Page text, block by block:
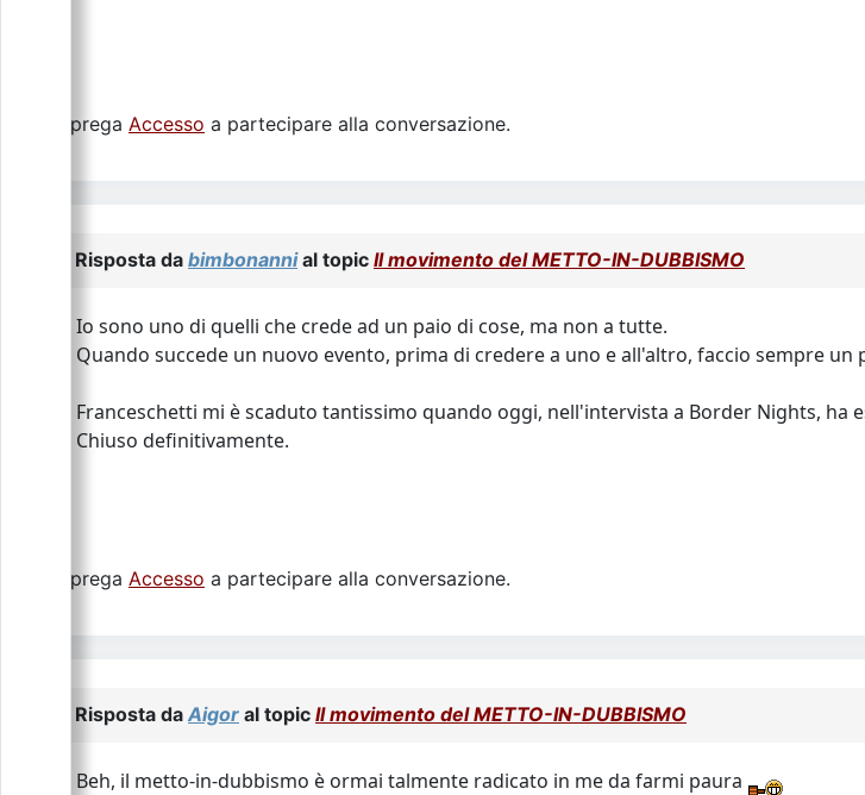
Si prega Accesso a partecipare alla conversazione.
Risposta da bimbonannial topic Il movimento del METTO-IN-DUBBISMO
Io sono uno di quelli che crede ad un paio di cose, ma non a tutte.
Quando succede un nuovo evento, prima di credere a uno e all'altro, faccio sempre un
Franceschetti mi è scaduto tantissimo quando oggi, nell'intervista a Border Nights, ha
Chiuso definitivamente.
Si prega Accesso a partecipare alla conversazione.
Risposta da Aigor al topic Il movimento del METTO-IN-DUBBISMO
Beh, il metto-in-dubbismo è ormai talmente radicato in me da farmi paura